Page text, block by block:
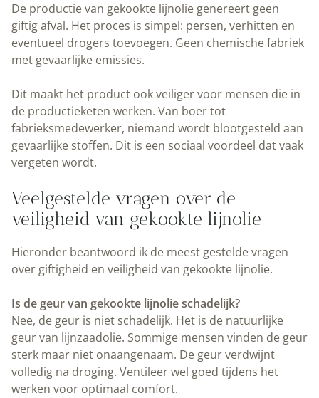
De productie van gekookte lijnolie genereert geen
giftig afval. Het proces is simpel: persen, verhitten en
eventueel drogers toevoegen. Geen chemische fabriek
met gevaarlijke emissies.
Dit maakt het product ook veiliger voor mensen die in
de productieketen werken. Van boer tot
fabrieksmedewerker, niemand wordt blootgesteld aan
gevaarlijke stoffen. Dit is een sociaal voordeel dat vaak
vergeten wordt.
Veelgestelde vragen over de
veiligheid van gekookte lijnolie
Hieronder beantwoord ik de meest gestelde vragen
over giftigheid en veiligheid van gekookte lijnolie.
Is de geur van gekookte lijnolie schadelijk?
Nee, de geur is niet schadelijk. Het is de natuurlijke
geur van lijnzaadolie. Sommige mensen vinden de geur
sterk maar niet onaangenaam. De geur verdwijnt
volledig na droging. Ventileer wel goed tijdens het
werken voor optimaal comfort.